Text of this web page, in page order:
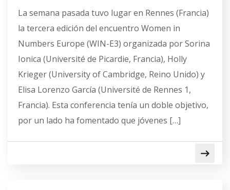
La semana pasada tuvo lugar en Rennes (Francia)
la tercera edición del encuentro Women in
Numbers Europe (WIN-E3) organizada por Sorina
Ionica (Université de Picardie, Francia), Holly
Krieger (University of Cambridge, Reino Unido) y
Elisa Lorenzo García (Université de Rennes 1,
Francia). Esta conferencia tenía un doble objetivo,
por un lado ha fomentado que jóvenes […]